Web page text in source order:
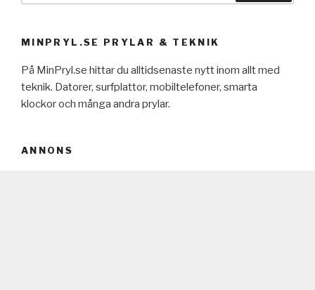
MINPRYL.SE PRYLAR & TEKNIK
På MinPryl.se hittar du alltidsenaste nytt inom allt med
teknik. Datorer, surfplattor, mobiltelefoner, smarta
klockor och många andra prylar.
ANNONS